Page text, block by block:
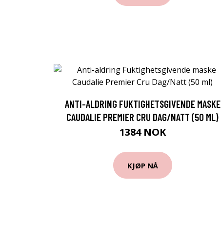
ANTI-ALDRING FUKTIGHETSGIVENDE MASKE
CAUDALIE PREMIER CRU DAG/NATT (50 ML)
1384 NOK
KJØP NÅ